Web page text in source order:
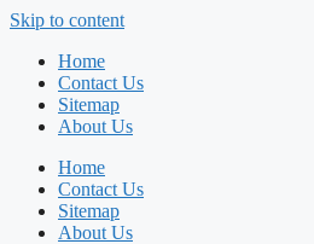
Skip to content
Home
Contact Us
Sitemap
About Us
Home
Contact Us
Sitemap
About Us